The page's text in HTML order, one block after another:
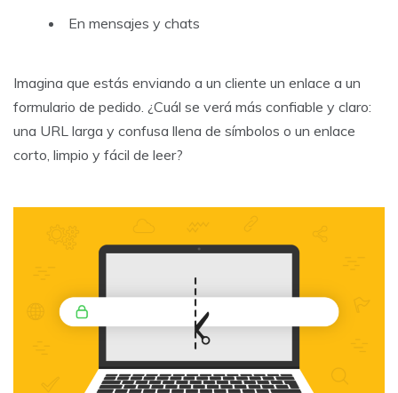
En mensajes y chats
Imagina que estás enviando a un cliente un enlace a un
formulario de pedido. ¿Cuál se verá más confiable y claro:
una URL larga y confusa llena de símbolos o un enlace
corto, limpio y fácil de leer?